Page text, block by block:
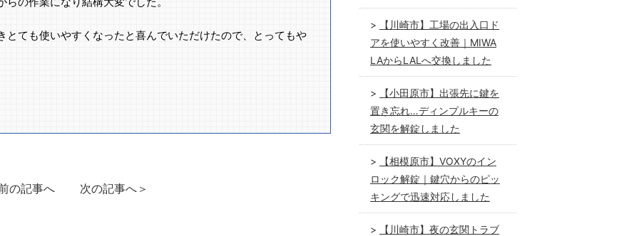
とても使いやすくなったと喜んでいただけたので、とってもや
の記事へ 次の記事へ＞
【川崎市】工場の出入口ド
アを使いやすく改善｜MIWA
LAからLALへ交換しました
【小田原市】出張先に鍵を
置き忘れ…ディンプルキーの
玄関を解錠しました
【相模原市】VOXYのイン
ロック解錠｜鍵穴からのピッ
キングで迅速対応しました
【川崎市】夜の玄関トラブ